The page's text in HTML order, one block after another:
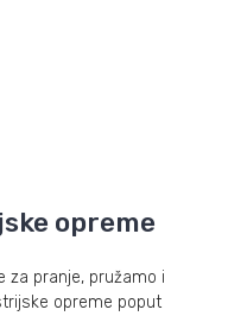
opreme
za pranje, pružamo i
opreme poput